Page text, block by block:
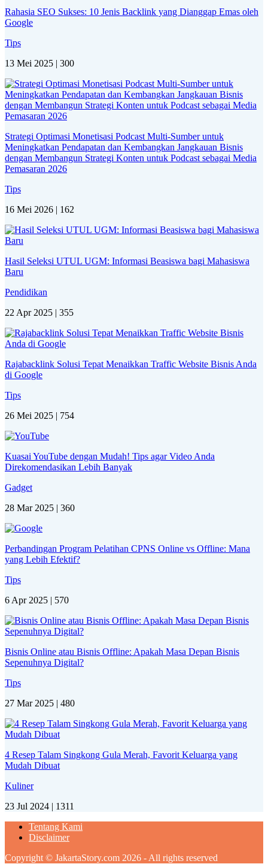
Rahasia SEO Sukses: 10 Jenis Backlink yang Dianggap Emas oleh
Google
Tips
13 Mei 2025 | 300
Strategi Optimasi Monetisasi Podcast Multi-Sumber untuk
Meningkatkan Pendapatan dan Kembangkan Jangkauan Bisnis
dengan Membangun Strategi Konten untuk Podcast sebagai Media
Pemasaran 2026
Tips
16 Mei 2026 | 162
Hasil Seleksi UTUL UGM: Informasi Beasiswa bagi Mahasiswa
Baru
Pendidikan
22 Apr 2025 | 355
Rajabacklink Solusi Tepat Menaikkan Traffic Website Bisnis Anda
di Google
Tips
26 Mei 2025 | 754
Kuasai YouTube dengan Mudah! Tips agar Video Anda
Direkomendasikan Lebih Banyak
Gadget
28 Mar 2025 | 360
Perbandingan Program Pelatihan CPNS Online vs Offline: Mana
yang Lebih Efektif?
Tips
6 Apr 2025 | 570
Bisnis Online atau Bisnis Offline: Apakah Masa Depan Bisnis
Sepenuhnya Digital?
Tips
27 Mar 2025 | 480
4 Resep Talam Singkong Gula Merah, Favorit Keluarga yang
Mudah Dibuat
Kuliner
23 Jul 2024 | 1311
Tentang Kami
Disclaimer
Copyright © JakartaStory.com 2026 - All rights reserved